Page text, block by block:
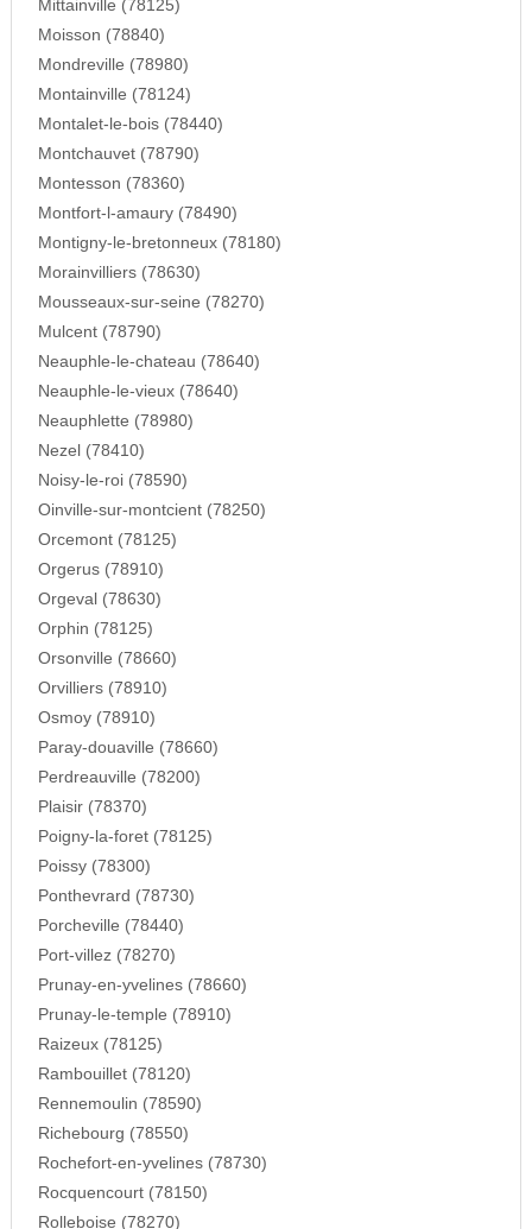
Mittainville (78125)
Moisson (78840)
Mondreville (78980)
Montainville (78124)
Montalet-le-bois (78440)
Montchauvet (78790)
Montesson (78360)
Montfort-l-amaury (78490)
Montigny-le-bretonneux (78180)
Morainvilliers (78630)
Mousseaux-sur-seine (78270)
Mulcent (78790)
Neauphle-le-chateau (78640)
Neauphle-le-vieux (78640)
Neauphlette (78980)
Nezel (78410)
Noisy-le-roi (78590)
Oinville-sur-montcient (78250)
Orcemont (78125)
Orgerus (78910)
Orgeval (78630)
Orphin (78125)
Orsonville (78660)
Orvilliers (78910)
Osmoy (78910)
Paray-douaville (78660)
Perdreauville (78200)
Plaisir (78370)
Poigny-la-foret (78125)
Poissy (78300)
Ponthevrard (78730)
Porcheville (78440)
Port-villez (78270)
Prunay-en-yvelines (78660)
Prunay-le-temple (78910)
Raizeux (78125)
Rambouillet (78120)
Rennemoulin (78590)
Richebourg (78550)
Rochefort-en-yvelines (78730)
Rocquencourt (78150)
Rolleboise (78270)